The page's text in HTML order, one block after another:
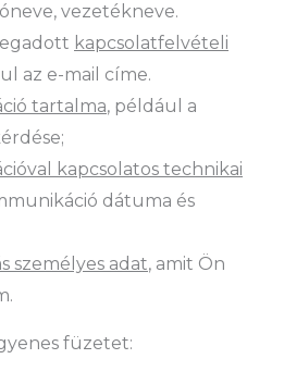
vezetékneve.
kapcsolatfelvételi
az e-mail címe.
tartalma, például a
kapcsolatos technikai
dátuma és
személyes adat, amit Ön
füzetet: